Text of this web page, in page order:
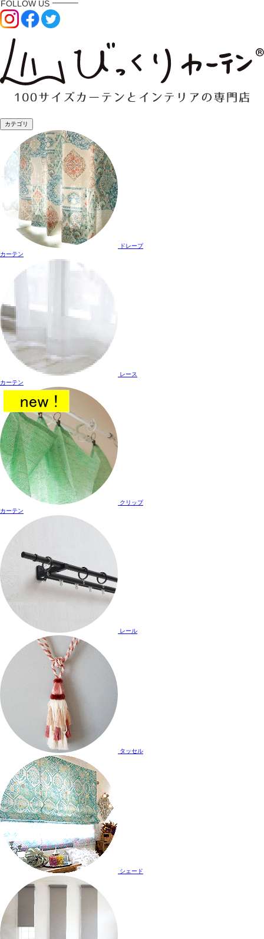
カテゴリ
ドレープ
カーテン
レース
カーテン
クリップ
カーテン
レール
タッセル
シェード